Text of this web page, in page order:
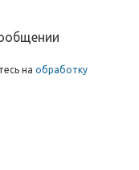
на обработку